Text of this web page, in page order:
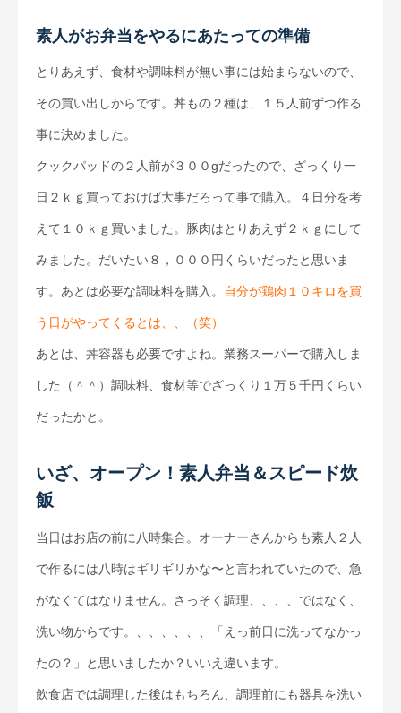
素人がお弁当をやるにあたっての準備
とりあえず、食材や調味料が無い事には始まらないので、
その買い出しからです。丼もの２種は、１５人前ずつ作る
事に決めました。
クックパッドの２人前が３００gだったので、ざっくり一
日２ｋｇ買っておけば大事だろって事で購入。４日分を考
えて１０ｋｇ買いました。豚肉はとりあえず２ｋｇにして
みました。だいたい８，０００円くらいだったと思いま
す。あとは必要な調味料を購入。 自分が鶏肉１０キロを買
う日がやってくるとは、、（笑）
あとは、丼容器も必要ですよね。業務スーパーで購入しま
した（＾＾）調味料、食材等でざっくり１万５千円くらい
だったかと。
いざ、オープン！素人弁当＆スピード炊
飯
当日はお店の前に八時集合。オーナーさんからも素人２人
で作るには八時はギリギリかな〜と言われていたので、急
がなくてはなりません。さっそく調理、、、、ではなく、
洗い物からです。、、、、、、「えっ前日に洗ってなかっ
たの？」と思いましたか？いいえ違います。
飲食店では調理した後はもちろん、調理前にも器具を洗い